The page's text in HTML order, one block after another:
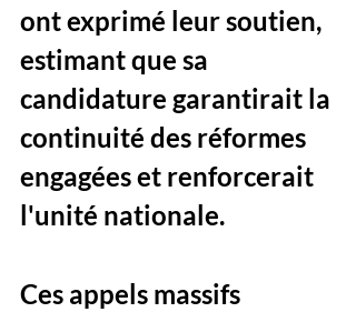
ont exprimé leur soutien,
estimant que sa
candidature garantirait la
continuité des réformes
engagées et renforcerait
l'unité nationale.
Ces appels massifs